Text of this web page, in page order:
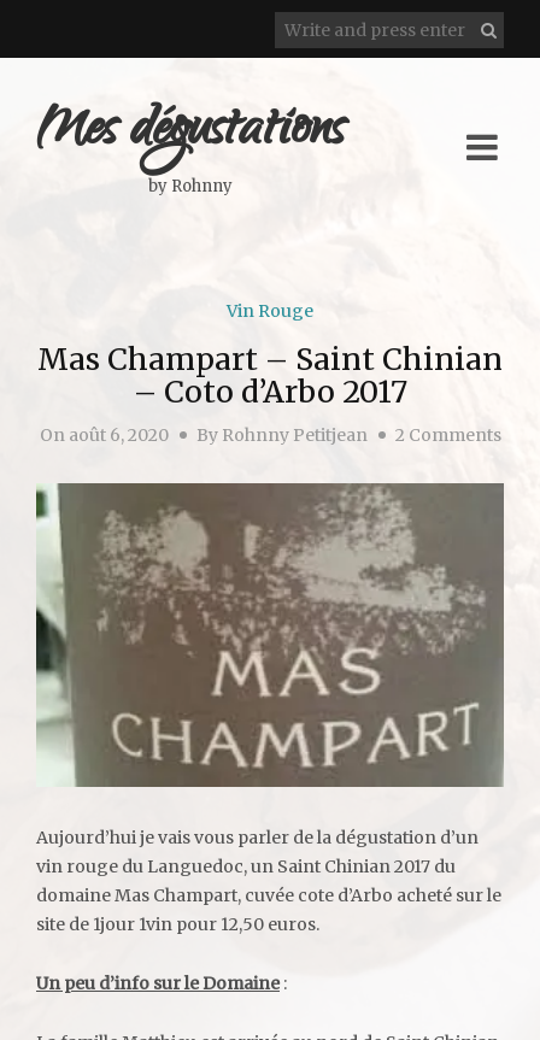
Mes dégustations
by Rohnny
Vin Rouge
Mas Champart – Saint Chinian
– Coto d’Arbo 2017
Onaoût 6, 2020 By Rohnny Petitjean 2 Comments
Aujourd’hui je vais vous parler de la dégustation d’un
vin rouge du Languedoc, un Saint Chinian 2017 du
domaine Mas Champart, cuvée cote d’Arbo acheté sur le
site de 1jour 1vin pour 12,50 euros.
Un peu d’info sur le Domaine: